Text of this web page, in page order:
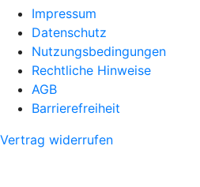
Impressum
Datenschutz
Nutzungsbedingungen
Rechtliche Hinweise
AGB
Barrierefreiheit
Vertrag widerrufen